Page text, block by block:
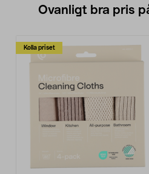
Ovanligt bra pris
Kolla priset